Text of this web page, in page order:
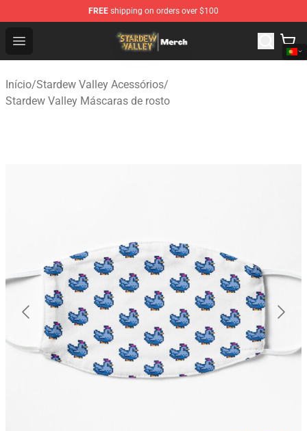
FREE shipping on orders over $100
Open menu
Stardew Valley Store - Official Stardew Valley
Início/Stardew Valley Acessórios/
Stardew Valley Máscaras de rosto